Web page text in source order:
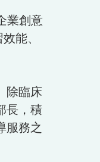
業創意
能、
除臨床
長，積
服務之